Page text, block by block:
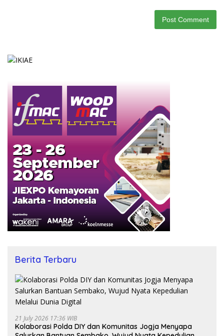
Berita Terbaru
21 July 2026 17:36 WIB
Kolaborasi Polda DIY dan Komunitas Jogja Menyapa